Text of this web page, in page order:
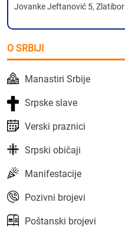
Jovanke Jeftanović 5, Zlatibor
O SRBIJI
Manastiri Srbije
Srpske slave
Verski praznici
Srpski običaji
Manifestacije
Pozivni brojevi
Poštanski brojevi